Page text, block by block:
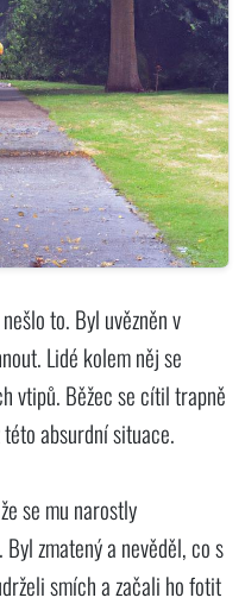
to. Byl uvězněn v
Lidé kolem něj se
vtipů. Běžec se cítil trapně
absurdní situace.
se mu narostly
zmatený a nevěděl, co s
smích a začali ho fotit